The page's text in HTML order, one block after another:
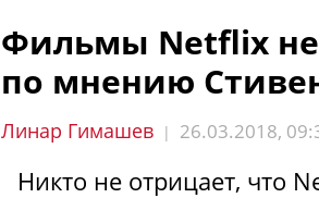
Фильмы Netflix не
по мнению
Линар Гимашев | 26.03.2018,
Никто не отрицает, что